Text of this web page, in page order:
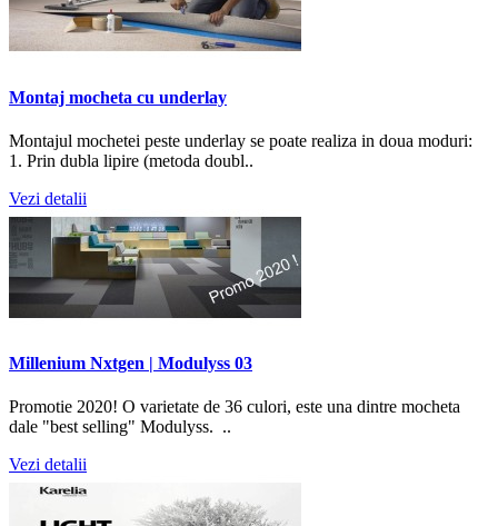
Montaj mocheta cu underlay
Montajul mochetei peste underlay se poate realiza in doua moduri:
1. Prin dubla lipire (metoda doubl..
Vezi detalii
Millenium Nxtgen | Modulyss 03
Promotie 2020! O varietate de 36 culori, este una dintre mocheta
dale "best selling" Modulyss. ..
Vezi detalii